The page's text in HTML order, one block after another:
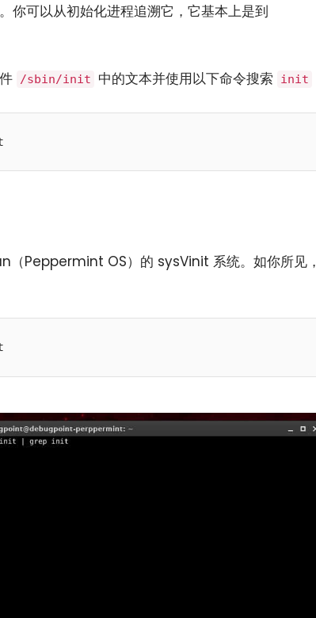
你可以从初始化进程追溯它，它基本上是到
/sbin/init 中的文本并使用以下命令搜索 init
（Peppermint OS）的 sysVinit 系统。如你所见，